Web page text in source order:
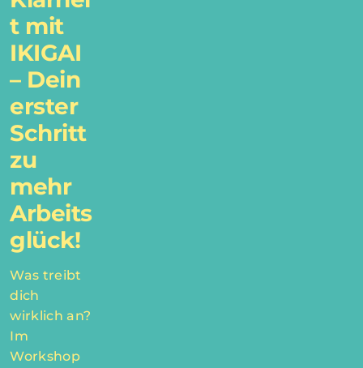
t mit
IKIGAI
– Dein
erster
Schritt
zu
mehr
Arbeits
glück!
Was treibt
dich
wirklich an?
Im
Workshop